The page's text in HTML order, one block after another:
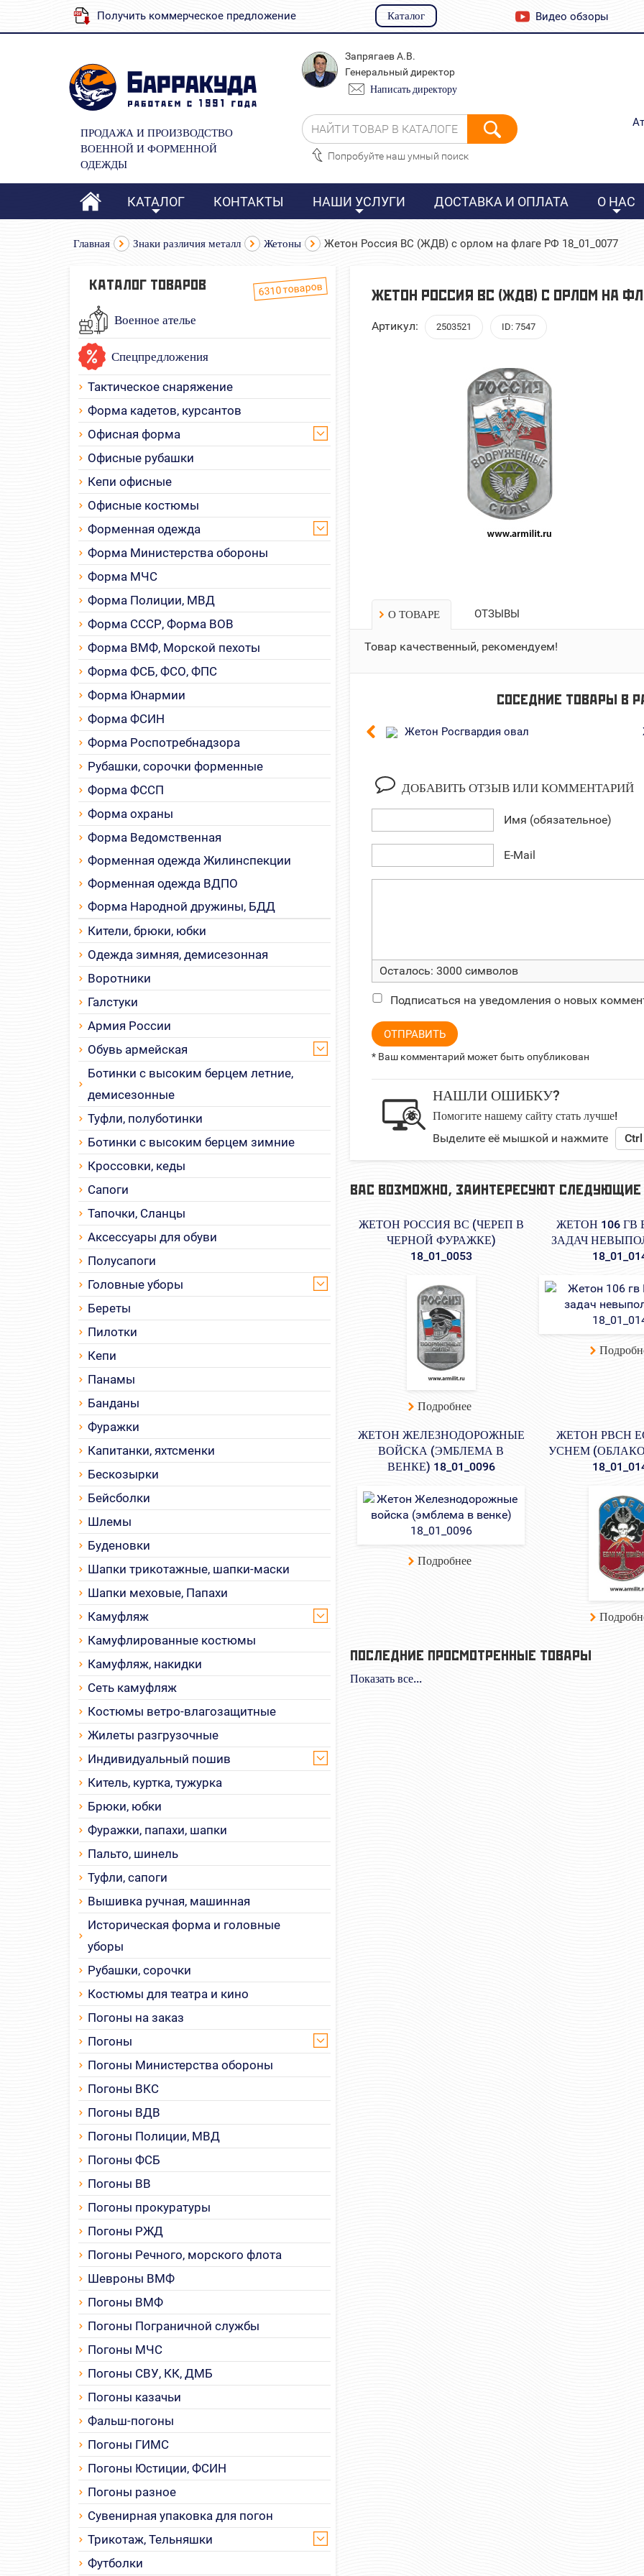
Получить коммерческое предложение Каталог Видео обзоры
ПРОДАЖА И ПРОИЗВОДСТВО
ВОЕННОЙ И ФОРМЕННОЙ
ОДЕЖДЫ
Запрягаев А.В.
Генеральный директор
Написать директору
НАЙТИ ТОВАР В КАТАЛОГЕ
Попробуйте наш умный поиск
КАТАЛОГ КОНТАКТЫ НАШИ УСЛУГИ ДОСТАВКА И ОПЛАТА О НАС
Главная Знаки различия металл Жетоны Жетон Россия ВС (ЖДВ) с орлом на флаге РФ 18_01_0077
ЖЕТОН РОССИЯ ВС (ЖДВ) С ОРЛОМ НА
Артикул: 2503521 ID: 7547
О ТОВАРЕ ОТЗЫВЫ
Товар качественный, рекомендуем!
СОСЕДНИЕ ТОВАРЫ В
Жетон Росгвардия овал
ДОБАВИТЬ ОТЗЫВ ИЛИ КОММЕНТАРИЙ
Имя (обязательное)
E-Mail
Осталось: 3000 символов
Подписаться на уведомления о новых
ОТПРАВИТЬ
* Ваш комментарий может быть опубликован
НАШЛИ ОШИБКУ?
Помогите нашему сайту стать лучше!
Выделите её мышкой и нажмите
Ctrl
ВАС ВОЗМОЖНО, ЗАИНТЕРЕСУЮТ СЛЕДУЮЩИЕ
ЖЕТОН РОССИЯ ВС (ЧЕРЕП В
ЧЕРНОЙ ФУРАЖКЕ)
18_01_0053
Подробнее
ЖЕТОН 106 ГВ
ЗАДАЧ
ЖЕТОН ЖЕЛЕЗНОДОРОЖНЫЕ
ВОЙСКА (ЭМБЛЕМА В
ВЕНКЕ) 18_01_0096
Подробнее
ЖЕТОН РВСН
УСНЕМ
ПОСЛЕДНИЕ ПРОСМОТРЕННЫЕ ТОВАРЫ
Показать все...
КАТАЛОГ ТОВАРОВ 6310товаров
Военное ателье
Спецпредложения
Тактическое снаряжение
Форма кадетов, курсантов
Офисная форма
Офисные рубашки
Кепи офисные
Офисные костюмы
Форменная одежда
Форма Министерства обороны
Форма МЧС
Форма Полиции, МВД
Форма СССР, Форма ВОВ
Форма ВМФ, Морской пехоты
Форма ФСБ, ФСО, ФПС
Форма Юнармии
Форма ФСИН
Форма Роспотребнадзора
Рубашки, сорочки форменные
Форма ФССП
Форма охраны
Форма Ведомственная
Форменная одежда Жилинспекции
Форменная одежда ВДПО
Форма Народной дружины, БДД
Кители, брюки, юбки
Одежда зимняя, демисезонная
Воротники
Галстуки
Армия России
Обувь армейская
Ботинки с высоким берцем летние,
демисезонные
Туфли, полуботинки
Ботинки с высоким берцем зимние
Кроссовки, кеды
Сапоги
Тапочки, Сланцы
Аксессуары для обуви
Полусапоги
Головные уборы
Береты
Пилотки
Кепи
Панамы
Банданы
Фуражки
Капитанки, яхтсменки
Бескозырки
Бейсболки
Шлемы
Буденовки
Шапки трикотажные, шапки-маски
Шапки меховые, Папахи
Камуфляж
Камуфлированные костюмы
Камуфляж, накидки
Сеть камуфляж
Костюмы ветро-влагозащитные
Жилеты разгрузочные
Индивидуальный пошив
Китель, куртка, тужурка
Брюки, юбки
Фуражки, папахи, шапки
Пальто, шинель
Туфли, сапоги
Вышивка ручная, машинная
Историческая форма и головные
уборы
Рубашки, сорочки
Костюмы для театра и кино
Погоны на заказ
Погоны
Погоны Министерства обороны
Погоны ВКС
Погоны ВДВ
Погоны Полиции, МВД
Погоны ФСБ
Погоны ВВ
Погоны прокуратуры
Погоны РЖД
Погоны Речного, морского флота
Шевроны ВМФ
Погоны ВМФ
Погоны Пограничной службы
Погоны МЧС
Погоны СВУ, КК, ДМБ
Погоны казачьи
Фальш-погоны
Погоны ГИМС
Погоны Юстиции, ФСИН
Погоны разное
Сувенирная упаковка для погон
Трикотаж, Тельняшки
Футболки